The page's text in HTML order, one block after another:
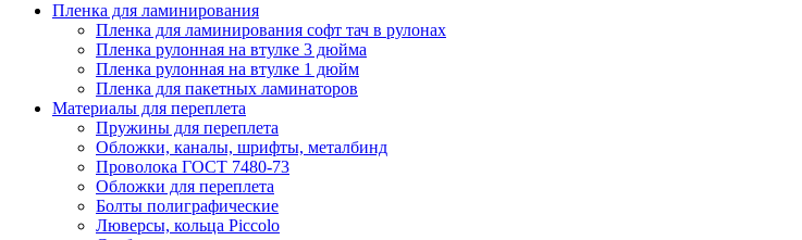
Пленка для ламинирования
Пленка для ламинирования софт тач в рулонах
Пленка рулонная на втулке 3 дюйма
Пленка рулонная на втулке 1 дюйм
Пленка для пакетных ламинаторов
Материалы для переплета
Пружины для переплета
Обложки, каналы, шрифты, металбинд
Проволока ГОСТ 7480-73
Обложки для переплета
Болты полиграфические
Люверсы, кольца Piccolo